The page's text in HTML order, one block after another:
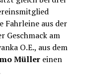
Fahrleine aus der
Geschmack am
O.E., aus dem
Müller einen